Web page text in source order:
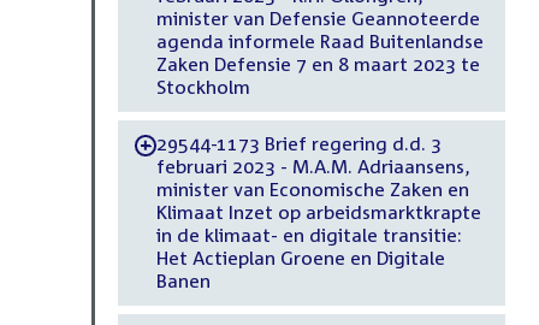
minister van Defensie Geannoteerde
agenda informele Raad Buitenlandse
Zaken Defensie 7 en 8 maart 2023 te
Stockholm
-29544-1173 Brief regering d.d. 3
februari 2023 - M.A.M. Adriaansens,
minister van Economische Zaken en
Klimaat Inzet op arbeidsmarktkrapte
in de klimaat- en digitale transitie:
Het Actieplan Groene en Digitale
Banen